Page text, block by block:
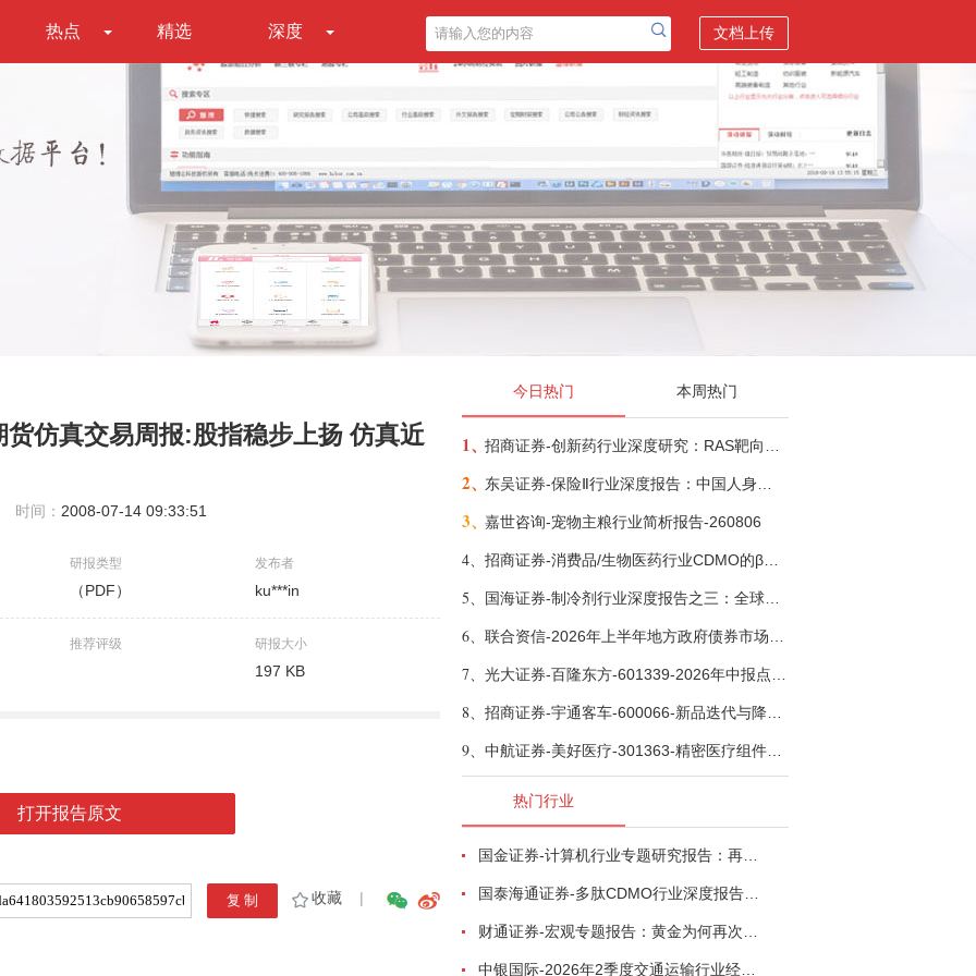
热点 精选 深度 文档上传
仿真交易周报:股指稳步上扬 仿真近
时间： 2008-07-14 09:33:51
研报类型
（PDF）
发布者
ku***in
推荐评级 研报大小
197 KB
打开报告原文
收藏 |
今日热门 本周热门
1、
2、
3、嘉世咨询-宠物主粮行业简析报告-260806
4、
5、
6、
7、
8、
9、
热门行业